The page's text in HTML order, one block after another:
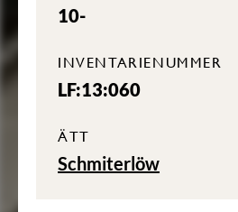
10-
INVENTARIENUMMER
LF:13:060
ÄTT
Schmiterlöw